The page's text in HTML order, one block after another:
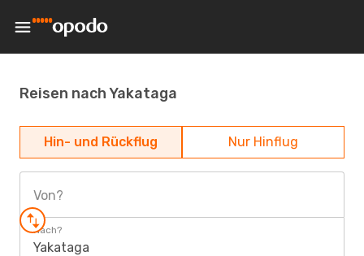
Reisen nach Yakataga
Hin- und Rückflug Nur Hinflug
Von?
Nach?
Yakataga